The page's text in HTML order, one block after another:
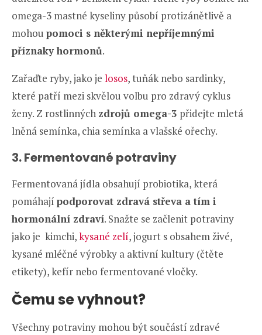
omega-3 mastné kyseliny působí protizánětlivě a
mohou pomoci s některými nepříjemnými
příznaky hormonů.
Zařaďte ryby, jako je losos, tuňák nebo sardinky,
které patří mezi skvělou volbu pro zdravý cyklus
ženy. Z rostlinných zdrojů omega-3 přidejte mletá
lněná semínka, chia semínka a vlašské ořechy.
3. Fermentované potraviny
Fermentovaná jídla obsahují probiotika, která
pomáhají podporovat zdravá střeva a tím i
hormonální zdraví. Snažte se začlenit potraviny
jako je kimchi,kysané zelí, jogurt s obsahem živé,
kysané mléčné výrobky a aktivní kultury (čtěte
etikety), kefír nebo fermentované vločky.
Čemu se vyhnout?
Všechny potraviny mohou být součástí zdravé